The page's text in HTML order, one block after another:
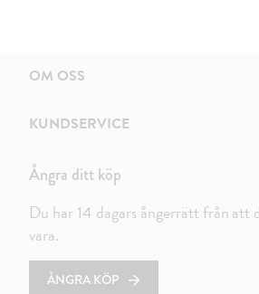
OM OSS
KUNDSERVICE
Ångra ditt köp
Du har 14 dagars ångerrätt från
vara.
ÅNGRA KÖP